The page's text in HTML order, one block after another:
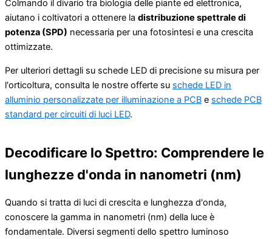
Colmando il divario tra biologia delle piante ed elettronica,
aiutano i coltivatori a ottenere la distribuzione spettrale di
potenza (SPD) necessaria per una fotosintesi e una crescita
ottimizzate.
Per ulteriori dettagli su schede LED di precisione su misura per
l'orticoltura, consulta le nostre offerte su schede LED in
alluminio personalizzate per illuminazione a PCB e schede PCB
standard per circuiti di luci LED.
Decodificare lo Spettro: Comprendere le
lunghezze d'onda in nanometri (nm)
Quando si tratta di luci di crescita e lunghezza d'onda,
conoscere la gamma in nanometri (nm) della luce è
fondamentale. Diversi segmenti dello spettro luminoso